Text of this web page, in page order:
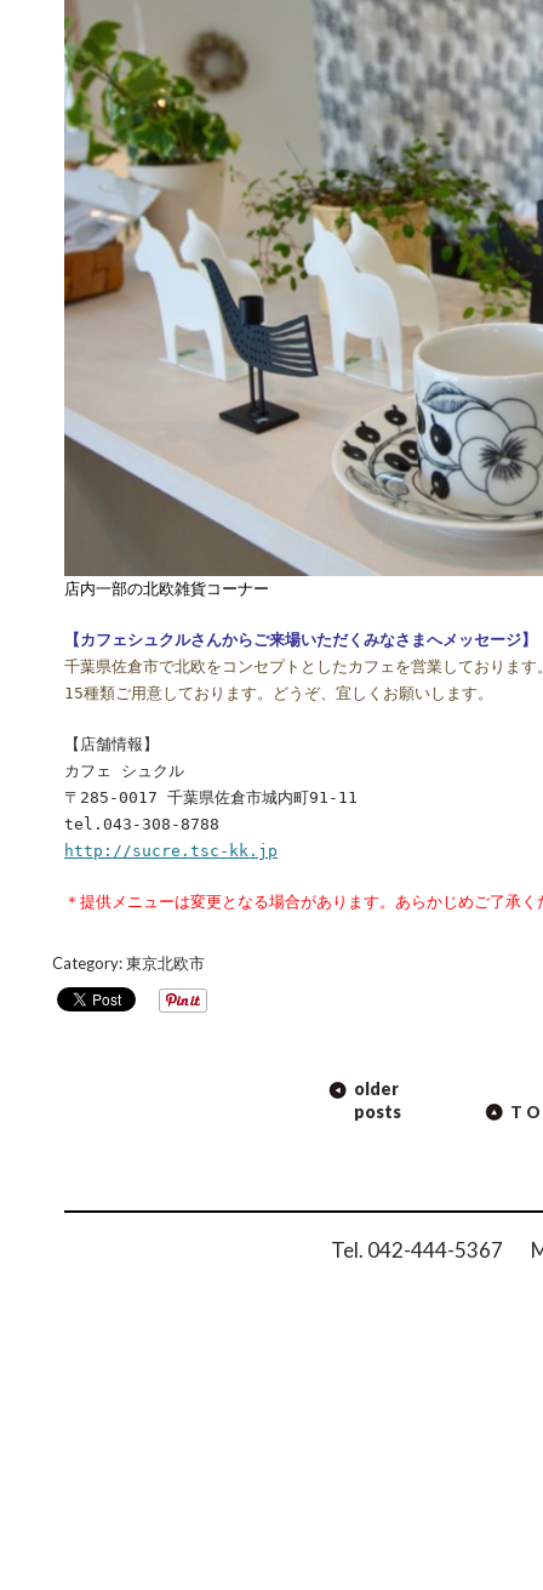
店内一部の北欧雑貨コーナー
【カフェシュクルさんからご来場いただくみなさまへメッセージ】
千葉県佐倉市で北欧をコンセプトとしたカフェを営業しておりま
15種類ご用意しております。どうぞ、宜しくお願いします。
【店舗情報】
カフェ シュクル
〒285-0017 千葉県佐倉市城内町91-11
tel.043-308-8788
http://sucre.tsc-kk.jp
＊提供メニューは変更となる場合があります。あらかじめご了承く
Category:東京北欧市
older
posts
Tel. 042-444-5367